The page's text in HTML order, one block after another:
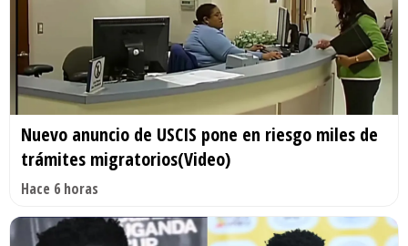
Nuevo anuncio de USCIS pone en riesgo miles de
trámites migratorios(Video)
Hace 6 horas